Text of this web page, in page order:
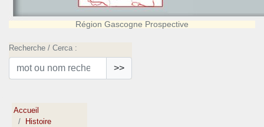
Région Gascogne Prospective
Recherche / Cerca :
>>
Accueil
Histoire